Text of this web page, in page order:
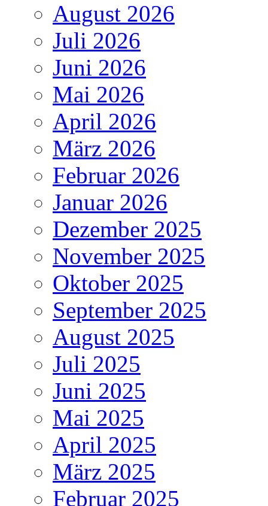
August 2026
Juli 2026
Juni 2026
Mai 2026
April 2026
März 2026
Februar 2026
Januar 2026
Dezember 2025
November 2025
Oktober 2025
September 2025
August 2025
Juli 2025
Juni 2025
Mai 2025
April 2025
März 2025
Februar 2025